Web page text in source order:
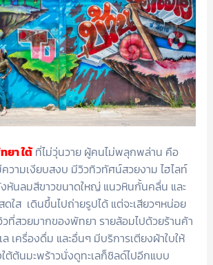
ยา ใต้ ที่ไม่วุ่นวาย ผู้คนไม่พลุกพล่าน คือ
วามเงียบสงบ มีวิวทิวทัศน์สวยงาม ไฮไลท์
หันลมสีขาวขนาดใหญ่ แนวหินกั้นคลื่น และ
ใส เดินขึ้นไปถ่ายรูปได้ แต่จะเสียวๆหน่อย
ที่สวยมากของพัทยา รายล้อมไปด้วยร้านค้า
เครื่องดื่ม และอื่นๆ มีบริการเตียงผ้าใบให้
ใต้ต้นมะพร้าวนั่งดูทะเลก็ชิลด์ไปอีกแบบ